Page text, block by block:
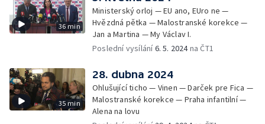
36 min
Ministerský orloj — EU ano, EUro ne —
Hvězdná pětka — Malostranské korekce —
Jan a Martina — My Václav I.
Poslední vysílání6. 5. 2024na ČT1
35 min
28. dubna 2024
Ohlušující ticho — Vinen — Darček pre Fica —
Malostranské korekce — Praha infantilní —
Alena na lovu